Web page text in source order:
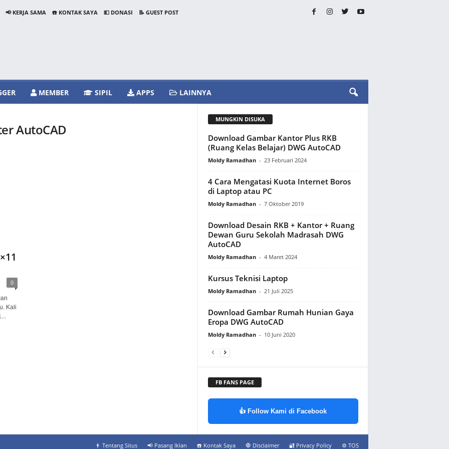
📢 KERJA SAMA ☎️ KONTAK SAYA 💵 DONASI
📝 GUEST POST
MEMBER SIPIL APPS LAINNYA
AutoCAD
0
Kali
MUNGKIN DISUKA
Download Gambar Kantor Plus RKB
(Ruang Kelas Belajar) DWG AutoCAD
Moldy Ramadhan - 23 Februari 2024
4 Cara Mengatasi Kuota Internet Boros
di Laptop atau PC
Moldy Ramadhan - 7 Oktober 2019
Download Desain RKB + Kantor + Ruang
Dewan Guru Sekolah Madrasah DWG
AutoCAD
Moldy Ramadhan - 4 Maret 2024
Kursus Teknisi Laptop
Moldy Ramadhan - 21 Juli 2025
Download Gambar Rumah Hunian Gaya
Eropa DWG AutoCAD
Moldy Ramadhan - 10 Juni 2020
FB FANS PAGE
👍 Follow Kami di Facebook
👨‍ Tentang Situs 📢 Pasang Iklan ☎️ Kontak Saya 🛑 Disclaimer 🔐 Privacy Policy ⚙️ TOS